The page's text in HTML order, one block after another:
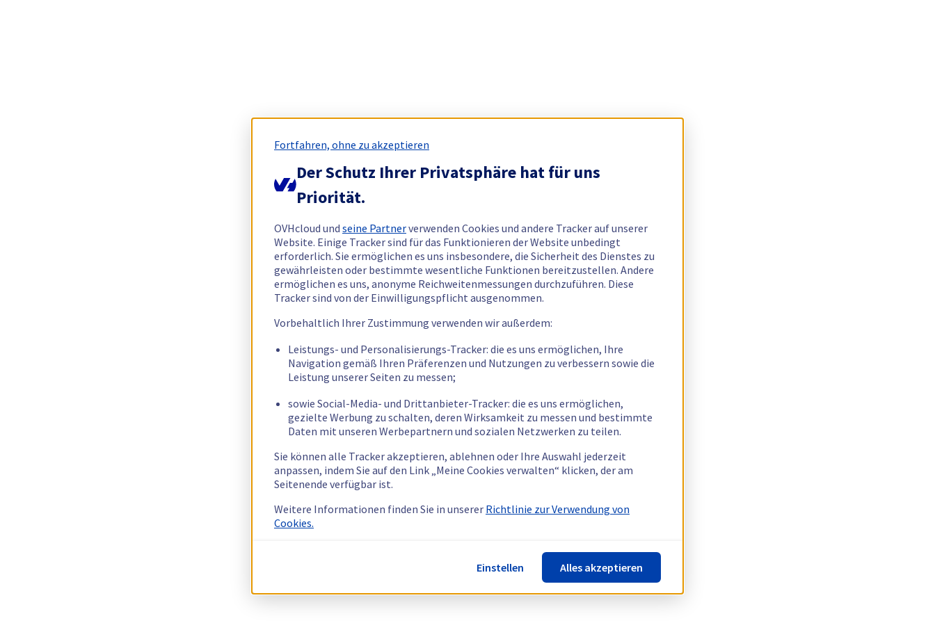
Fortfahren, ohne zu akzeptieren
Der Schutz Ihrer Privatsphäre hat für uns
Priorität.
OVHcloud und seine Partnerverwenden Cookies und andere Tracker auf unserer
Website. Einige Tracker sind für das Funktionieren der Website unbedingt
erforderlich. Sie ermöglichen es uns insbesondere, die Sicherheit des Dienstes zu
gewährleisten oder bestimmte wesentliche Funktionen bereitzustellen. Andere
ermöglichen es uns, anonyme Reichweitenmessungen durchzuführen. Diese
Tracker sind von der Einwilligungspflicht ausgenommen.
Vorbehaltlich Ihrer Zustimmung verwenden wir außerdem:
Leistungs- und Personalisierungs-Tracker: die es uns ermöglichen, Ihre
Navigation gemäß Ihren Präferenzen und Nutzungen zu verbessern sowie die
Leistung unserer Seiten zu messen;
sowie Social-Media- und Drittanbieter-Tracker: die es uns ermöglichen,
gezielte Werbung zu schalten, deren Wirksamkeit zu messen und bestimmte
Daten mit unseren Werbepartnern und sozialen Netzwerken zu teilen.
Sie können alle Tracker akzeptieren, ablehnen oder Ihre Auswahl jederzeit
anpassen, indem Sie auf den Link „Meine Cookies verwalten“ klicken, der am
Seitenende verfügbar ist.
Weitere Informationen finden Sie in unserer Richtlinie zur Verwendung von
Cookies.
Einstellen Alles akzeptieren